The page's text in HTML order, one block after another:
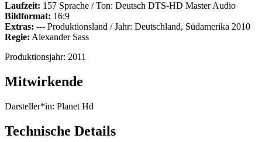
Laufzeit: 157 Sprache / Ton: Deutsch DTS-HD Master Audio
Bildformat: 16:9
Extras: --- Produktionsland / Jahr: Deutschland, Südamerika 2010
Regie: Alexander Sass
Produktionsjahr: 2011
Mitwirkende
Darsteller*in: Planet Hd
Technische Details